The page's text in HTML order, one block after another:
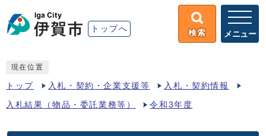
トップへ 検索 メニュー
現在位置
トップ 入札・契約・企業支援等 入札・契約情報
入札結果（物品・委託業務等） 令和3年度